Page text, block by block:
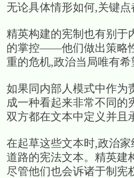
无论具体情形如何,关键
精英构建的宪制也有别于
的掌控——他们做出策略
重的危机,政治当局唯有
如果同内部人模式中作为
成一种看起来非常不同的
双方都在文本中定义并且
在起草这些文本时,政治
道路的宪法文本。精英建
尽管他们也会诉诸于制宪